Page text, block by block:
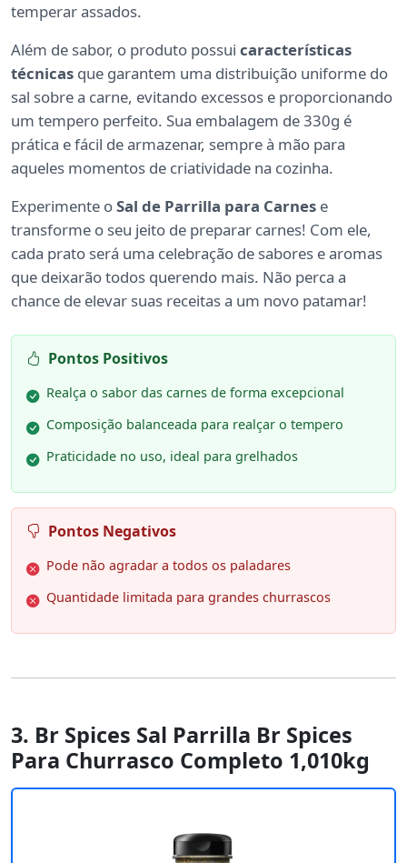
temperar assados.
Além de sabor, o produto possui características
técnicas que garantem uma distribuição uniforme do
sal sobre a carne, evitando excessos e proporcionando
um tempero perfeito. Sua embalagem de 330g é
prática e fácil de armazenar, sempre à mão para
aqueles momentos de criatividade na cozinha.
Experimente oSal de Parrilla para Carnes e
transforme o seu jeito de preparar carnes! Com ele,
cada prato será uma celebração de sabores e aromas
que deixarão todos querendo mais. Não perca a
chance de elevar suas receitas a um novo patamar!
Pontos Positivos
Realça o sabor das carnes de forma excepcional
Composição balanceada para realçar o tempero
Praticidade no uso, ideal para grelhados
Pontos Negativos
Pode não agradar a todos os paladares
Quantidade limitada para grandes churrascos
3. Br Spices Sal Parrilla Br Spices
Para Churrasco Completo 1,010kg